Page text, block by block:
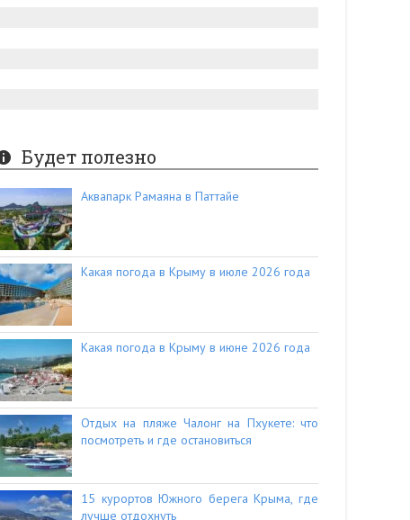
Будет полезно
Аквапарк Рамаяна в Паттайе
Какая погода в Крыму в июле 2026 года
Какая погода в Крыму в июне 2026 года
Отдых на пляже Чалонг на Пхукете: что
посмотреть и где остановиться
15 курортов Южного берега Крыма, где
лучше отдохнуть